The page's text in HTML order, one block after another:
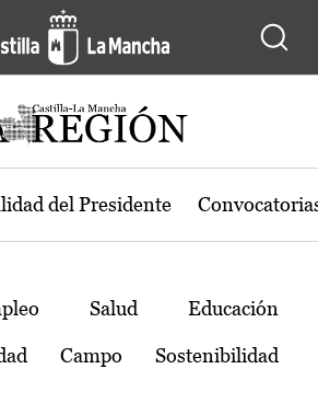
región de Castilla-La
del Presidente
Salud Educación
Campo Sostenibilidad